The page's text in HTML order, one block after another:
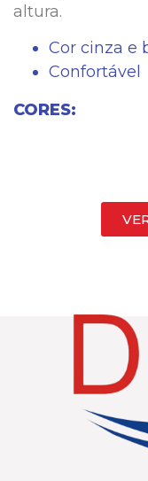
altura.
Cor cinza e
Confortável
CORES: